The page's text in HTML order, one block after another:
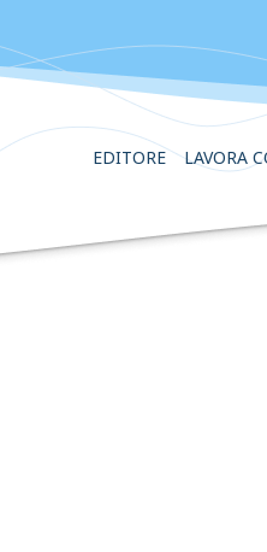
EDITORE LAVORA